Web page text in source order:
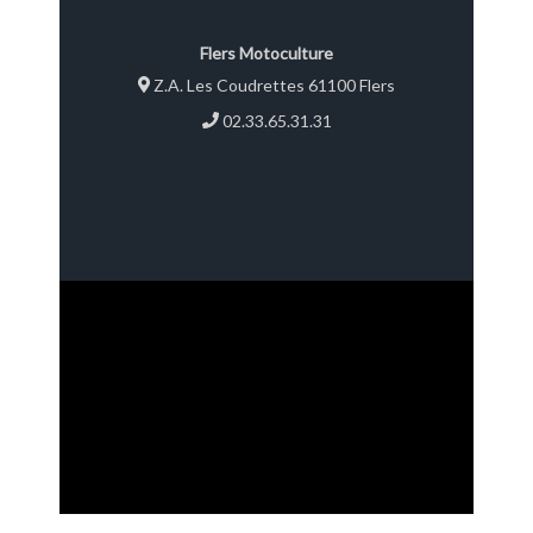
Flers Motoculture
Z.A. Les Coudrettes 61100 Flers
02.33.65.31.31